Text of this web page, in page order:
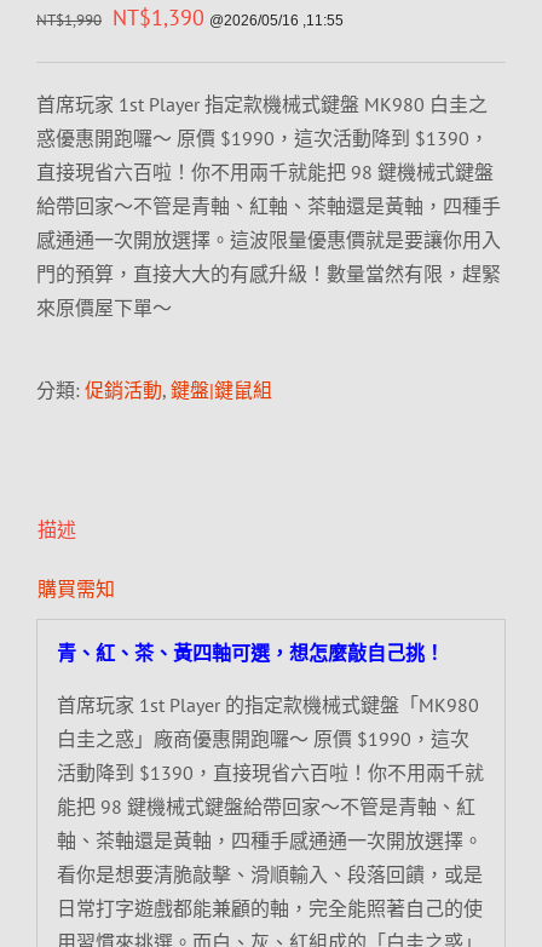
NT$1,990 NT$1,390 @2026/05/16 ,11:55
首席玩家 1st Player 指定款機械式鍵盤 MK980 白圭之
惑優惠開跑囉～ 原價 $1990，這次活動降到 $1390，
直接現省六百啦！你不用兩千就能把 98 鍵機械式鍵盤
給帶回家～不管是青軸、紅軸、茶軸還是黃軸，四種手
感通通一次開放選擇。這波限量優惠價就是要讓你用入
門的預算，直接大大的有感升級！數量當然有限，趕緊
來原價屋下單～
分類: 促銷活動, 鍵盤|鍵鼠組
描述
購買需知
青、紅、茶、黃四軸可選，想怎麼敲自己挑！
首席玩家 1st Player 的指定款機械式鍵盤「MK980
白圭之惑」廠商優惠開跑囉～ 原價 $1990，這次
活動降到 $1390，直接現省六百啦！你不用兩千就
能把 98 鍵機械式鍵盤給帶回家～不管是青軸、紅
軸、茶軸還是黃軸，四種手感通通一次開放選擇。
看你是想要清脆敲擊、滑順輸入、段落回饋，或是
日常打字遊戲都能兼顧的軸，完全能照著自己的使
用習慣來挑選。而白、灰、紅組成的「白圭之惑」